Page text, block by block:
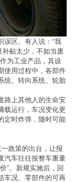
误区。有人说：“我
补贴太少，不如当废
为工业产品，其设
使用过程中，各部件
统、转向系统、轮胎
路上其他人的生命安
载运行，车况变化更
定时炸弹，随时可能
政策的出台，让报
汽车往往按整车重量
”。新规实施后，回
车况、零部件的可再